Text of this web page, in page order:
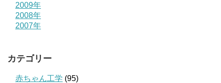
2009年
2008年
2007年
カテゴリー
赤ちゃん工学 (95)